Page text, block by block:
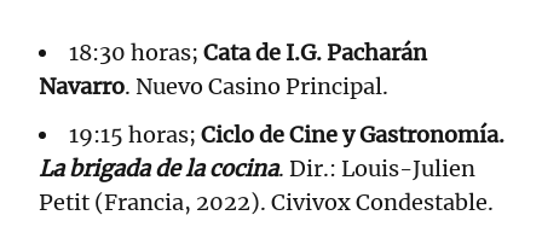
18:30 horas; Cata de I.G. Pacharán
Navarro. Nuevo Casino Principal.
19:15 horas; Ciclo de Cine y Gastronomía.
La brigada de la cocina. Dir.: Louis-Julien
Petit (Francia, 2022). Civivox Condestable.